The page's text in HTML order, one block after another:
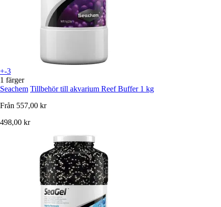
+-3
1 färger
Seachem Tillbehör till akvarium Reef Buffer 1 kg
Från 557,00 kr
498,00 kr